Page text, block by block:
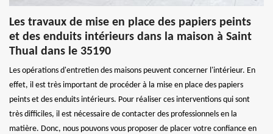
Les travaux de mise en place des papiers peints
et des enduits intérieurs dans la maison à Saint
Thual dans le 35190
Les opérations d'entretien des maisons peuvent concerner l'intérieur. En
effet, il est très important de procéder à la mise en place des papiers
peints et des enduits intérieurs. Pour réaliser ces interventions qui sont
très difficiles, il est nécessaire de contacter des professionnels en la
matière. Donc, nous pouvons vous proposer de placer votre confiance en